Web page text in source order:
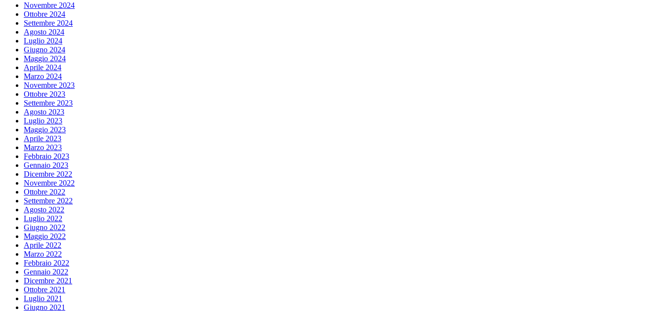
Novembre 2024
Ottobre 2024
Settembre 2024
Agosto 2024
Luglio 2024
Giugno 2024
Maggio 2024
Aprile 2024
Marzo 2024
Novembre 2023
Ottobre 2023
Settembre 2023
Agosto 2023
Luglio 2023
Maggio 2023
Aprile 2023
Marzo 2023
Febbraio 2023
Gennaio 2023
Dicembre 2022
Novembre 2022
Ottobre 2022
Settembre 2022
Agosto 2022
Luglio 2022
Giugno 2022
Maggio 2022
Aprile 2022
Marzo 2022
Febbraio 2022
Gennaio 2022
Dicembre 2021
Ottobre 2021
Luglio 2021
Giugno 2021